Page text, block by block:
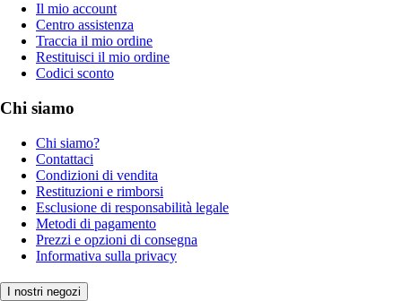
Il mio account
Centro assistenza
Traccia il mio ordine
Restituisci il mio ordine
Codici sconto
Chi siamo
Chi siamo?
Contattaci
Condizioni di vendita
Restituzioni e rimborsi
Esclusione di responsabilità legale
Metodi di pagamento
Prezzi e opzioni di consegna
Informativa sulla privacy
I nostri negozi